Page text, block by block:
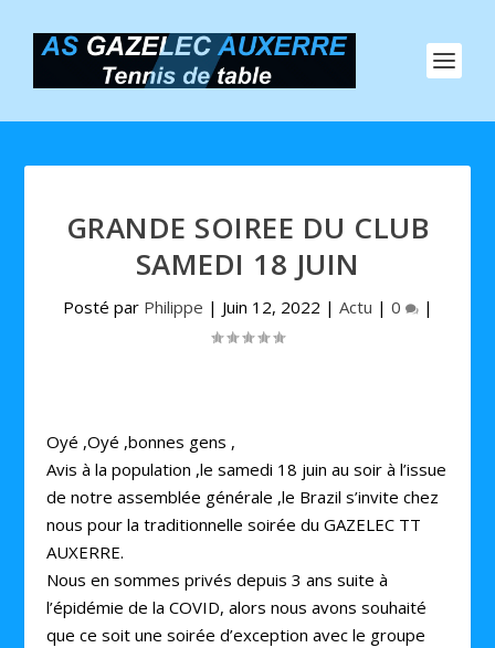
GRANDE SOIREE DU CLUB
SAMEDI 18 JUIN
Posté par Philippe | Juin 12, 2022 | Actu | 0 |
Oyé ,Oyé ,bonnes gens ,
Avis à la population ,le samedi 18 juin au soir à l’issue
de notre assemblée générale ,le Brazil s’invite chez
nous pour la traditionnelle soirée du GAZELEC TT
AUXERRE.
Nous en sommes privés depuis 3 ans suite à
l’épidémie de la COVID, alors nous avons souhaité
que ce soit une soirée d’exception avec le groupe